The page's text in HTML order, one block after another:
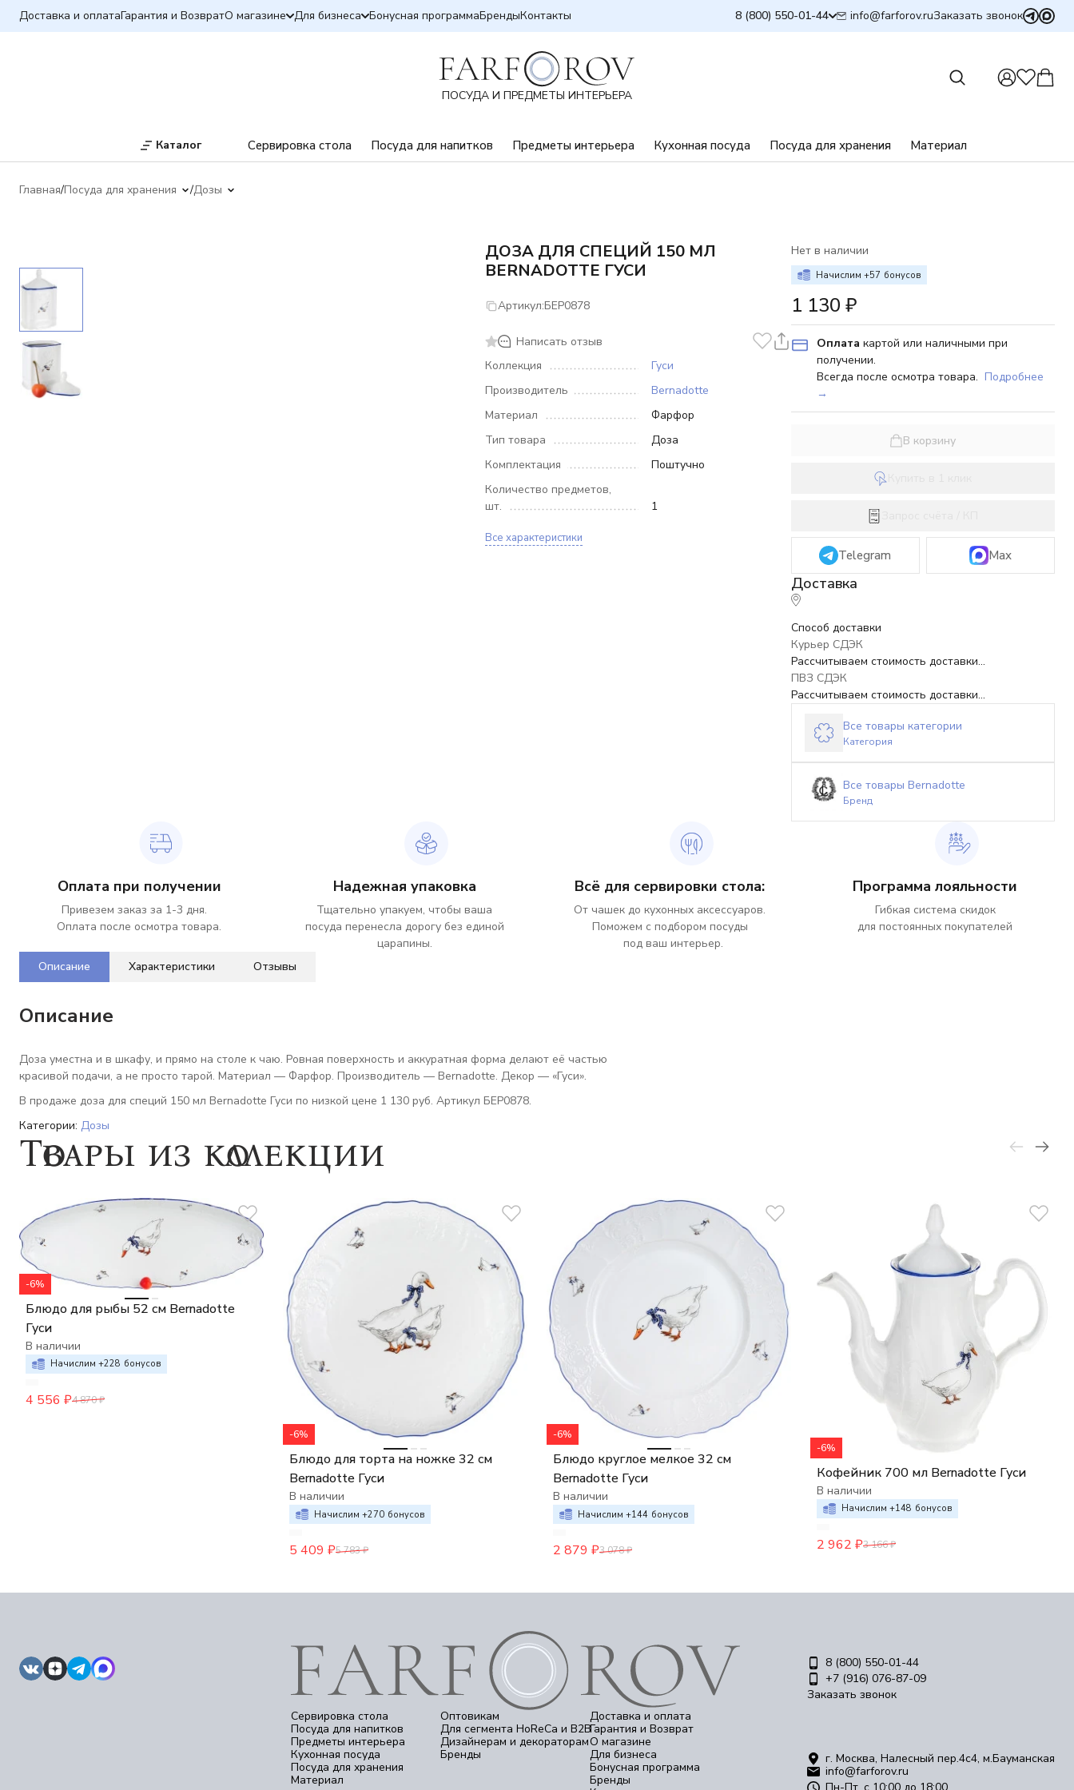
Доставка и оплатаГарантия и ВозвратО магазине Для бизнеса Бонусная программаБрендыКонтакты 8 (800) 550-01-44 info@farforov.ruЗаказать звонок
ПОСУДА И ПРЕДМЕТЫ ИНТЕРЬЕРА
Каталог Сервировка стола Посуда для напитков Предметы интерьера Кухонная посуда Посуда для хранения Материал
Главная Посуда для хранения Дозы
ДОЗА ДЛЯ СПЕЦИЙ 150 МЛ
BERNADOTTE ГУСИ
Артикул:БЕР0878
Написать отзыв
Коллекция
Гуси
Производитель
Bernadotte
Материал
Фарфор
Тип товара
Доза
Комплектация
Поштучно
Количество предметов,
шт.
1
Все характеристики
Нет в наличии
Начислим +57 бонусов
1 130 ₽
Оплата картой или наличными при
получении.
Всегда после осмотра товара. Подробнее
→
В корзину
Telegram Max
Способ доставки
Курьер СДЭК
Рассчитываем стоимость доставки...
ПВЗ СДЭК
Рассчитываем стоимость доставки...
Все товары категории
Категория
Все товары Bernadotte
Бренд
Оплата при получении
Привезем заказ за 1-3 дня.
Оплата после осмотра товара.
Надежная упаковка
Тщательно упакуем, чтобы ваша
посуда перенесла дорогу без единой
царапины.
Всё для сервировки стола:
От чашек до кухонных аксессуаров.
Поможем с подбором посуды
под ваш интерьер.
Программа лояльности
Гибкая система скидок
для постоянных покупателей
Описание Характеристики Отзывы
Описание
Доза уместна и в шкафу, и прямо на столе к чаю. Ровная поверхность и аккуратная форма делают её частью
красивой подачи, а не просто тарой. Материал — Фарфор. Производитель — Bernadotte. Декор — «Гуси».
В продаже доза для специй 150 мл Bernadotte Гуси по низкой цене 1 130 руб. Артикул БЕР0878.
Категории: Дозы
Товары из коллекции
-6%
Блюдо для рыбы 52 см Bernadotte
Гуси
В наличии
Начислим +228 бонусов
4 556 ₽4 870₽
-6%
Блюдо для торта на ножке 32 см
Bernadotte Гуси
В наличии
Начислим +270 бонусов
5 409 ₽5 783₽
-6%
Блюдо круглое мелкое 32 см
Bernadotte Гуси
В наличии
Начислим +144 бонусов
2 879 ₽3 078₽
-6%
Кофейник 700 мл Bernadotte Гуси
В наличии
Начислим +148 бонусов
2 962 ₽3 166₽
Сервировка стола
Посуда для напитков
Предметы интерьера
Кухонная посуда
Посуда для хранения
Материал
Оптовикам
Для сегмента HoReCa и B2B
Дизайнерам и декораторам
Бренды
Доставка и оплата
Гарантия и Возврат
О магазине
Для бизнеса
Бонусная программа
Бренды
8 (800) 550-01-44
+7 (916) 076-87-09
Заказать звонок
г. Москва, Налесный пер.4c4, м.Бауманская
info@farforov.ru